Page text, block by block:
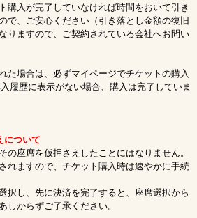
購入が完了していなければ時間をおいて引き
で、ご安心ください（引き落とし金額の復旧
りますので、ご契約されている会社へお問い
た場合は、必ずマイページでチケットの購入
履歴に表示がない場合、購入は完了していま
について
の座席を仮押さえしたことにはなりません。
れますので、チケット購入時は速やかに手続
択し、先に決済を完了すると、座席選択から
しからずご了承ください。